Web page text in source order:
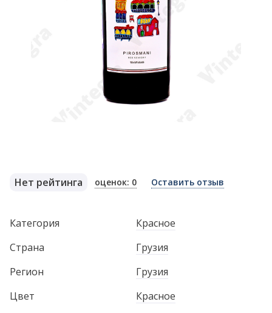
Нет рейтинга оценок: 0 Оставить отзыв
Категория
Красное
Страна
Грузия
Регион
Грузия
Цвет
Красное